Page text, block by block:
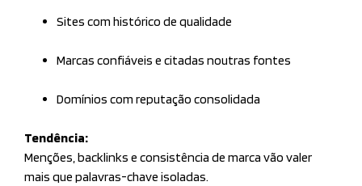
Sites com histórico de qualidade
Marcas confiáveis e citadas noutras fontes
Domínios com reputação consolidada
Tendência:
Menções, backlinks e consistência de marca vão valer
mais que palavras-chave isoladas.